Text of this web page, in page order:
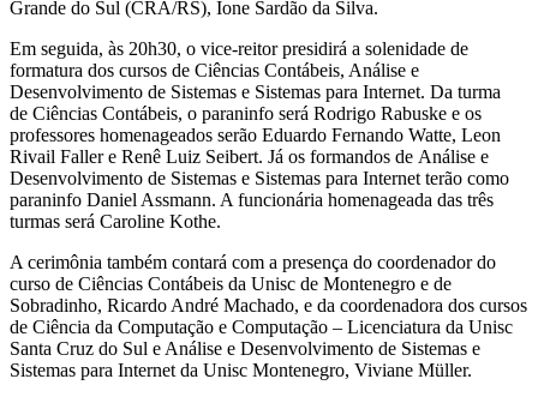
Grande do Sul (CRA/RS), Ione Sardão da Silva.
Em seguida, às 20h30, o vice-reitor presidirá a solenidade de
formatura dos cursos de Ciências Contábeis, Análise e
Desenvolvimento de Sistemas e Sistemas para Internet. Da turma
de Ciências Contábeis, o paraninfo será Rodrigo Rabuske e os
professores homenageados serão Eduardo Fernando Watte, Leon
Rivail Faller e Renê Luiz Seibert. Já os formandos de Análise e
Desenvolvimento de Sistemas e Sistemas para Internet terão como
paraninfo Daniel Assmann. A funcionária homenageada das três
turmas será Caroline Kothe.
A cerimônia também contará com a presença do coordenador do
curso de Ciências Contábeis da Unisc de Montenegro e de
Sobradinho, Ricardo André Machado, e da coordenadora dos cursos
de Ciência da Computação e Computação – Licenciatura da Unisc
Santa Cruz do Sul e Análise e Desenvolvimento de Sistemas e
Sistemas para Internet da Unisc Montenegro, Viviane Müller.